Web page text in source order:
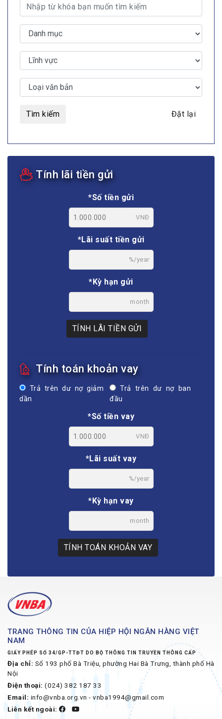
Tìm kiếm Đặt lại
Tính lãi tiền gửi
*Số tiền gửi
VNĐ
*Lãi suất tiền gửi
%/year
*Kỳ hạn gửi
month
TÍNH LÃI TIỀN GỬI
Tính toán khoản vay
Trả trên dư nợ giảm
dần
Trả trên dư nợ ban
đầu
*Số tiền vay
VNĐ
*Lãi suất vay
%/year
*Kỳ hạn vay
month
TÍNH TOÁN KHOẢN VAY
TRANG THÔNG TIN CỦA HIỆP HỘI NGÂN HÀNG VIỆT
NAM
GIẤY PHÉP SỐ 34/GP-TTĐT DO BỘ THÔNG TIN TRUYỀN THÔNG CẤP
Địa chỉ: Số 193 phố Bà Triệu, phường Hai Bà Trưng, thành phố Hà
Nội
Điện thoại: (024) 382 187 33
Email: info@vnba.org.vn - vnba1994@gmail.com
Liên kết ngoài: